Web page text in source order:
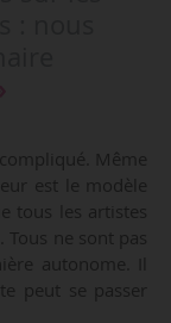
Même
est le modèle
tous les artistes
ne sont pas
autonome. Il
peut se passer